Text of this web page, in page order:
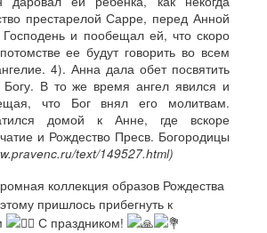
престарелой Сарре, перед Анной
Господень и пообещал ей, что скоро
ее будут говорить во всем
4). Анна дала обет посвятить
Богу. В то же время ангел явился и
что Бог внял его молитвам.
домой к Анне, где вскоре
и Рождество Пресв. Богородицы
text/149527.html)
коллекция образов Рождества
пришлось прибегнуть к
С праздником!